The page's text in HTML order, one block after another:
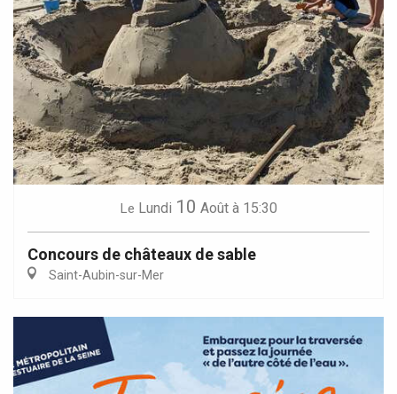
Le Lundi 10 Août à 15:30
Concours de châteaux de sable
Saint-Aubin-sur-Mer